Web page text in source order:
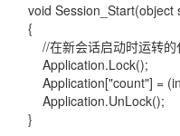
void Session_Start(object
{
//在新会话启动时运转的
Application.Lock();
Application["count"] =
Application.UnLock();
}